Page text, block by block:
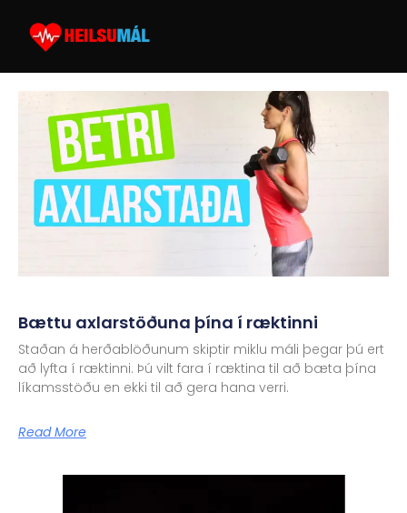
Bættu axlarstöðuna þína í ræktinni
Staðan á herðablöðunum skiptir miklu máli þegar þú ert
að lyfta í ræktinni. Þú vilt fara í ræktina til að bæta þína
líkamsstöðu en ekki til að gera hana verri.
Read More